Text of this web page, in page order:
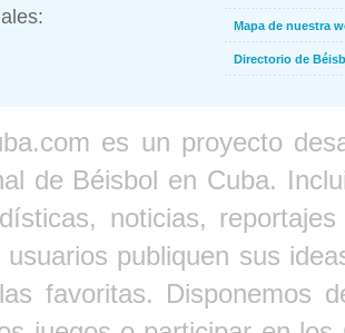
Mapa de nuestra
Directorio de
es un proyecto
de Béisbol en Cuba.
noticias,
publiquen sus
favoritas. Disponemos